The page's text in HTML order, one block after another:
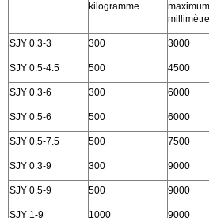
kilogramme
maximum
millimètre
SJY 0.3-3 300 3000
SJY 0.5-4.5 500 4500
SJY 0.3-6 300 6000
SJY 0.5-6 500 6000
SJY 0.5-7.5 500 7500
SJY 0.3-9 300 9000
SJY 0.5-9 500 9000
SJY 1-9 1000 9000